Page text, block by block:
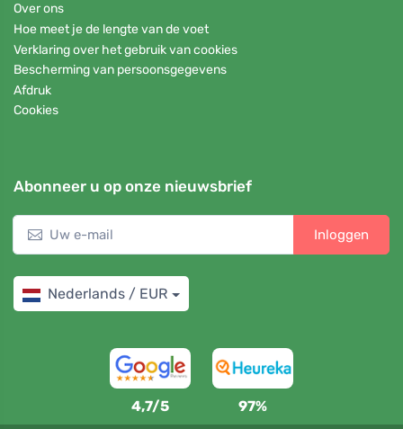
Over ons
Hoe meet je de lengte van de voet
Verklaring over het gebruik van cookies
Bescherming van persoonsgegevens
Afdruk
Cookies
Abonneer u op onze nieuwsbrief
Inloggen
Nederlands / EUR
4,7/5 97%